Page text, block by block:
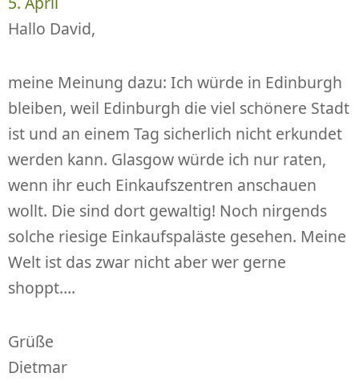
Hallo David,
meine Meinung dazu: Ich würde in Edinburgh
bleiben, weil Edinburgh die viel schönere Stadt
ist und an einem Tag sicherlich nicht erkundet
werden kann. Glasgow würde ich nur raten,
wenn ihr euch Einkaufszentren anschauen
wollt. Die sind dort gewaltig! Noch nirgends
solche riesige Einkaufspaläste gesehen. Meine
Welt ist das zwar nicht aber wer gerne
shoppt….
Grüße
Dietmar